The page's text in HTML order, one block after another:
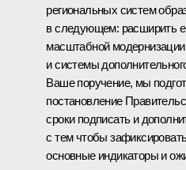
региональных систем
в следующем: расширить
масштабной
и системы
Ваше поручение, мы
постановление
сроки подписать и
с тем чтобы
основные индикаторы и